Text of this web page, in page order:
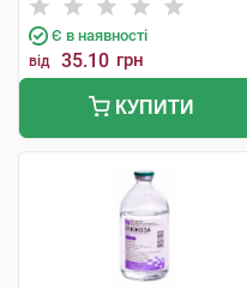
Є в наявності
від 35.10 грн
КУПИТИ